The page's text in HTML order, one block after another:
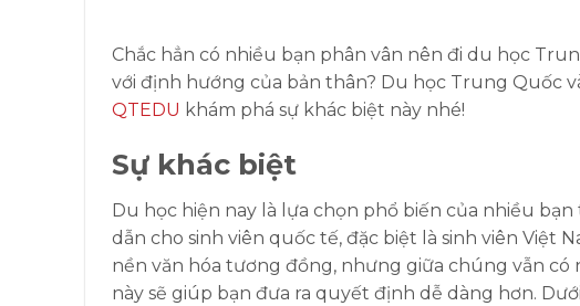
Chắc hẳn có nhiều bạn phân vân nên đi du học
với định hướng của bản thân? Du học Trung Quốc
QTEDU khám phá sự khác biệt này nhé!
Sự khác biệt
Du học hiện nay là lựa chọn phổ biến của nhiều
dẫn cho sinh viên quốc tế, đặc biệt là sinh viên Việt
nền văn hóa tương đồng, nhưng giữa chúng vẫn
này sẽ giúp bạn đưa ra quyết định dễ dàng hơn.